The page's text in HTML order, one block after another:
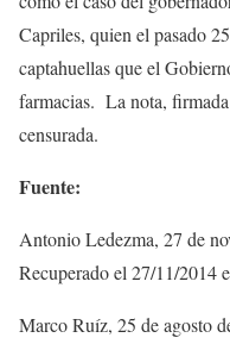
Capriles, quien el pasado
captahuellas que el
farmacias. La nota,
censurada.
Fuente:
Antonio Ledezma, 27 de
Recuperado el 27/11/2014
Marco Ruíz, 25 de agosto